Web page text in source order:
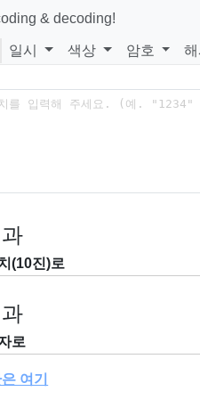
& decoding!
일시 색상 암호 해
(10진)로
로
여기